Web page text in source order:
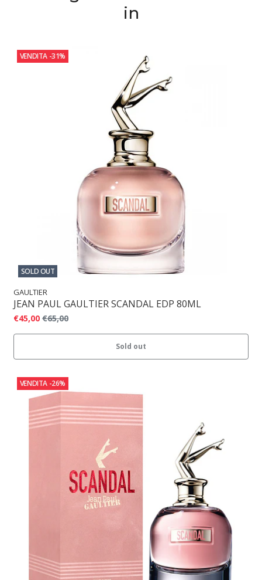
in
VENDITA -31%
SOLD OUT
GAULTIER
JEAN PAUL GAULTIER SCANDAL EDP 80ML
€45,00 €65,00
Sold out
VENDITA -26%